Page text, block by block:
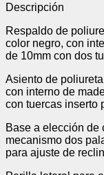
Descripción
Respaldo de
color negro, con
de 10mm con dos
Asiento de
con interno de
con tuercas inserto
Base a elección de
mecanismo dos
para ajuste de